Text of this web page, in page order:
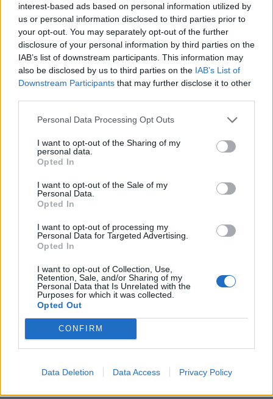
interest-based ads based on personal information utilized by
us or personal information disclosed to third parties prior to
your opt-out. You may separately opt-out of the further
disclosure of your personal information by third parties on the
IAB’s list of downstream participants. This information may
also be disclosed by us to third parties on the IAB’s List of
Downstream Participants that may further disclose it to other
Personal Data Processing Opt Outs
I want to opt-out of the Sharing of my
personal data.
Opted In
I want to opt-out of the Sale of my
Personal Data.
Opted In
I want to opt-out of processing my
Personal Data for Targeted Advertising.
Opted In
I want to opt-out of Collection, Use,
Retention, Sale, and/or Sharing of my
Personal Data that Is Unrelated with the
Purposes for which it was collected.
Opted Out
CONFIRM
Data Deletion Data Access Privacy Policy
Γνώση και τήρηση όλων των κανόνων υγιεινής &
ασφάλειας.
Δεξιότητες
Επαγγελματισμός, Αξιοπιστία & Υπευθυνότητα.
Ενσυναίσθηση.
Συνεργασία & Ομαδικότητα.
Παροχές
Ανταγωνιστικό πακέτο αποδοχών.
Εργασία σε έναν οικογενειακό όμιλο με ανθρωποκεντρική
προσέγγιση και σεβασμό προς το περιβάλλον και την
Διαρκή & εξατομικευμένη εκπαίδευση.
Προοπτικές επαγγελματικής εξέλιξης σε έναν συνεχώς
Διαμονή με συγκατοίκηση.
Πλήρης Διατροφή.
Δημιούργησε την δική σου επαγγελματική
ιστορία #createyourcareerstory και γίνε μέλος μιας ομάδας
5.000 μελών στον Όμιλο Mitsis!
τηρηθεί απόλυτη εμπιστευτικότητα.